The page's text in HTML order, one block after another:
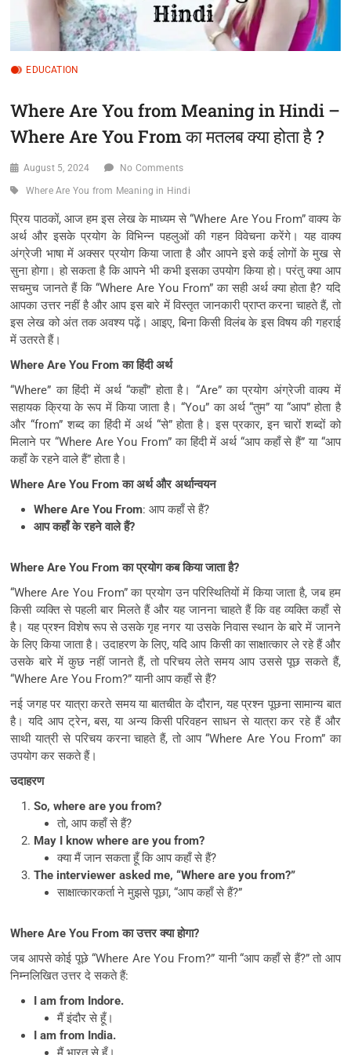
EDUCATION
Where Are You from Meaning in Hindi –
Where Are You From का मतलब क्या होता है ?
August 5, 2024 No Comments
Where Are You from Meaning in Hindi
प्रिय पाठकों, आज हम इस लेख के माध्यम से “Where Are You From” वाक्य के
अर्थ और इसके प्रयोग के विभिन्न पहलुओं की गहन विवेचना करेंगे। यह वाक्य
अंग्रेजी भाषा में अक्सर प्रयोग किया जाता है और आपने इसे कई लोगों के मुख से
सुना होगा। हो सकता है कि आपने भी कभी इसका उपयोग किया हो। परंतु क्या आप
सचमुच जानते हैं कि “Where Are You From” का सही अर्थ क्या होता है? यदि
आपका उत्तर नहीं है और आप इस बारे में विस्तृत जानकारी प्राप्त करना चाहते हैं, तो
इस लेख को अंत तक अवश्य पढ़ें। आइए, बिना किसी विलंब के इस विषय की गहराई
में उतरते हैं।
Where Are You From का हिंदी अर्थ
“Where” का हिंदी में अर्थ “कहाँ” होता है। “Are” का प्रयोग अंग्रेजी वाक्य में
सहायक क्रिया के रूप में किया जाता है। “You” का अर्थ “तुम” या “आप” होता है
और “from” शब्द का हिंदी में अर्थ “से” होता है। इस प्रकार, इन चारों शब्दों को
मिलाने पर “Where Are You From” का हिंदी में अर्थ “आप कहाँ से हैं” या “आप
कहाँ के रहने वाले हैं” होता है।
Where Are You From का अर्थ और अर्थान्वयन
Where Are You From: आप कहाँ से हैं?
आप कहाँ के रहने वाले हैं?
Where Are You From का प्रयोग कब किया जाता है?
“Where Are You From” का प्रयोग उन परिस्थितियों में किया जाता है, जब हम
किसी व्यक्ति से पहली बार मिलते हैं और यह जानना चाहते हैं कि वह व्यक्ति कहाँ से
है। यह प्रश्न विशेष रूप से उसके गृह नगर या उसके निवास स्थान के बारे में जानने
के लिए किया जाता है। उदाहरण के लिए, यदि आप किसी का साक्षात्कार ले रहे हैं और
उसके बारे में कुछ नहीं जानते हैं, तो परिचय लेते समय आप उससे पूछ सकते हैं,
“Where Are You From?” यानी आप कहाँ से हैं?
नई जगह पर यात्रा करते समय या बातचीत के दौरान, यह प्रश्न पूछना सामान्य बात
है। यदि आप ट्रेन, बस, या अन्य किसी परिवहन साधन से यात्रा कर रहे हैं और
साथी यात्री से परिचय करना चाहते हैं, तो आप “Where Are You From” का
उपयोग कर सकते हैं।
उदाहरण
So, where are you from?
तो, आप कहाँ से हैं?
May I know where are you from?
क्या मैं जान सकता हूँ कि आप कहाँ से हैं?
The interviewer asked me, “Where are you from?”
साक्षात्कारकर्ता ने मुझसे पूछा, “आप कहाँ से हैं?”
Where Are You From का उत्तर क्या होगा?
जब आपसे कोई पूछे “Where Are You From?” यानी “आप कहाँ से हैं?” तो आप
निम्नलिखित उत्तर दे सकते हैं:
I am from Indore.
मैं इंदौर से हूँ।
I am from India.